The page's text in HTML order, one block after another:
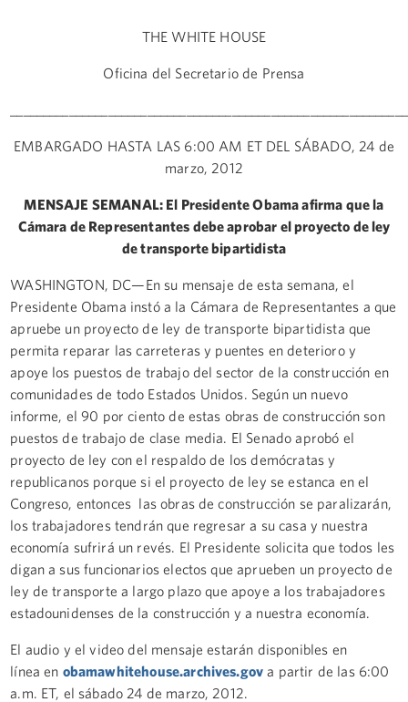
THE WHITE HOUSE
Oficina del Secretario de Prensa
EMBARGADO HASTA LAS 6:00 AM ET DEL SÁBADO, 24 de
marzo, 2012
MENSAJE SEMANAL: El Presidente Obama afirma que la
Cámara de Representantes debe aprobar el proyecto de ley
de transporte bipartidista
WASHINGTON, DC—En su mensaje de esta semana, el
Presidente Obama instó a la Cámara de Representantes a que
apruebe un proyecto de ley de transporte bipartidista que
permita reparar las carreteras y puentes en deterioro y
apoye los puestos de trabajo del sector de la construcción en
comunidades de todo Estados Unidos. Según un nuevo
informe, el 90 por ciento de estas obras de construcción son
puestos de trabajo de clase media. El Senado aprobó el
proyecto de ley con el respaldo de los demócratas y
republicanos porque si el proyecto de ley se estanca en el
Congreso, entonces las obras de construcción se paralizarán,
los trabajadores tendrán que regresar a su casa y nuestra
economía sufrirá un revés. El Presidente solicita que todos les
digan a sus funcionarios electos que aprueben un proyecto de
ley de transporte a largo plazo que apoye a los trabajadores
estadounidenses de la construcción y a nuestra economía.
El audio y el video del mensaje estarán disponibles en
línea en obamawhitehouse.archives.gov a partir de las 6:00
a.m. ET, el sábado 24 de marzo, 2012.